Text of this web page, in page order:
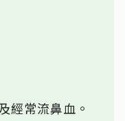
經常流鼻血。